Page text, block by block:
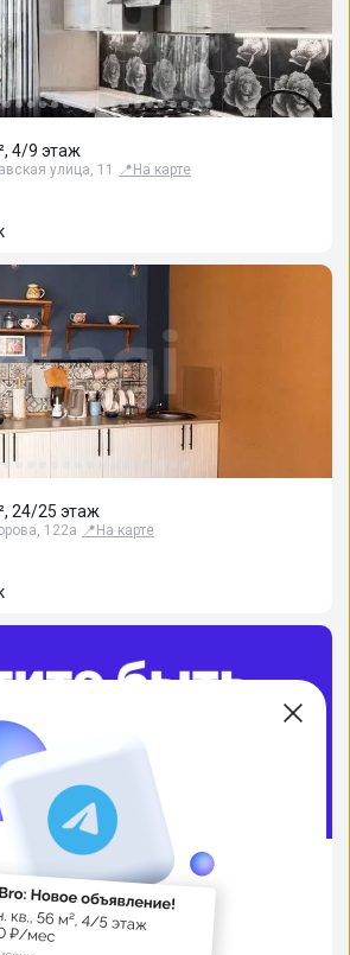
4/9 этаж
улица, 11 📍 На карте
24/25 этаж
122а 📍 На карте
запишут вас на
в удобное время, а вы
своими делами.